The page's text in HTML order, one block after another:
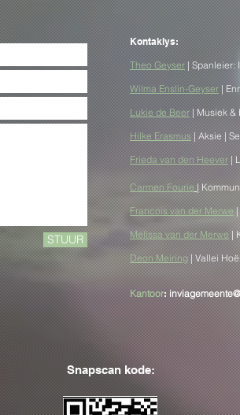
Geloof in Sekerheid:
Wanneer Geloof my
Verstrengel
STUUR
Kontaklys:
Theo Geyser | Spanleier:
Wilma Enslin-Geyser |
Lukie de Beer | Musiek &
Hilke Erasmus | Aksie |
Frieda van den Heever |
Carmen Fourie |
Francois van der Merwe|
Melissa van der Merwe |
Deon Meiring | Vallei
Kantoor:
Snapscan kode: